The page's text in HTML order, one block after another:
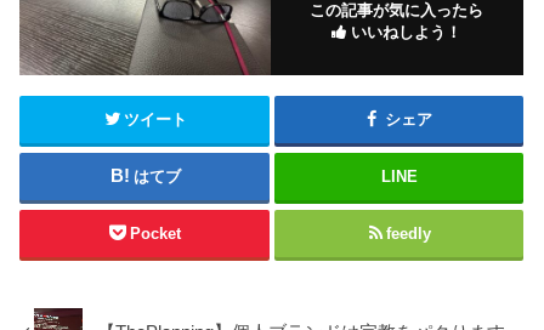
この記事が気に入ったら
いいねしよう！
ツイート シェア
はてブ LINE
Pocket feedly